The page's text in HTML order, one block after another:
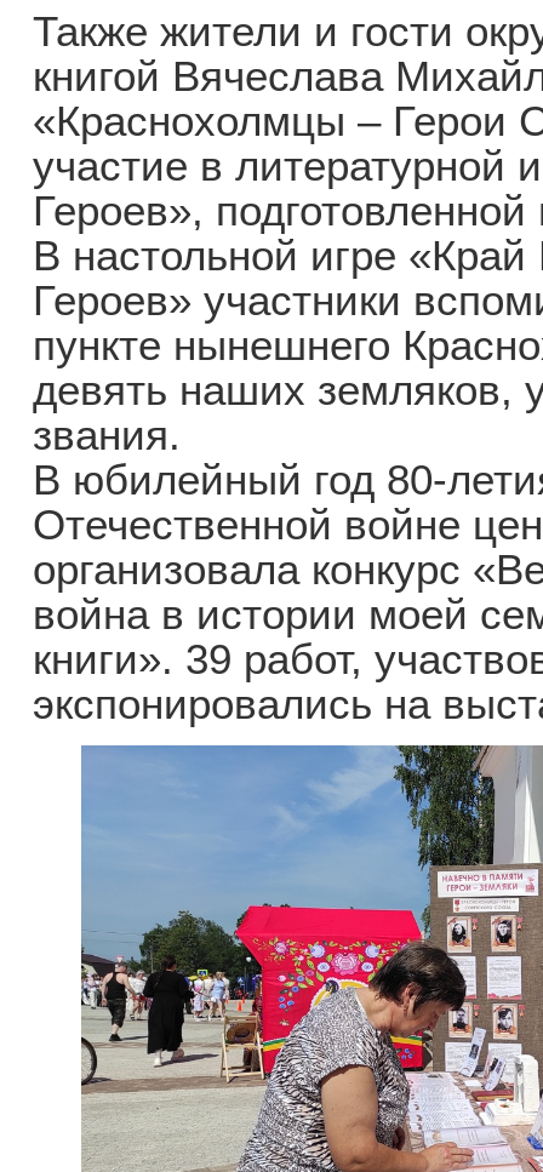
Также жители и гости
книгой Вячеслава
«Краснохолмцы – Герои
участие в литературной
Героев»,
В настольной игре
Героев» участники
пункте нынешнего
девять наших земляков,
звания.
В юбилейный год 80-
Отечественной войне
организовала конкурс
война в истории моей
книги». 39 работ,
экспонировались на